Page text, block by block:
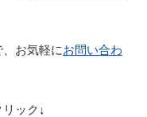
お気軽にお問い合わ
ック↓